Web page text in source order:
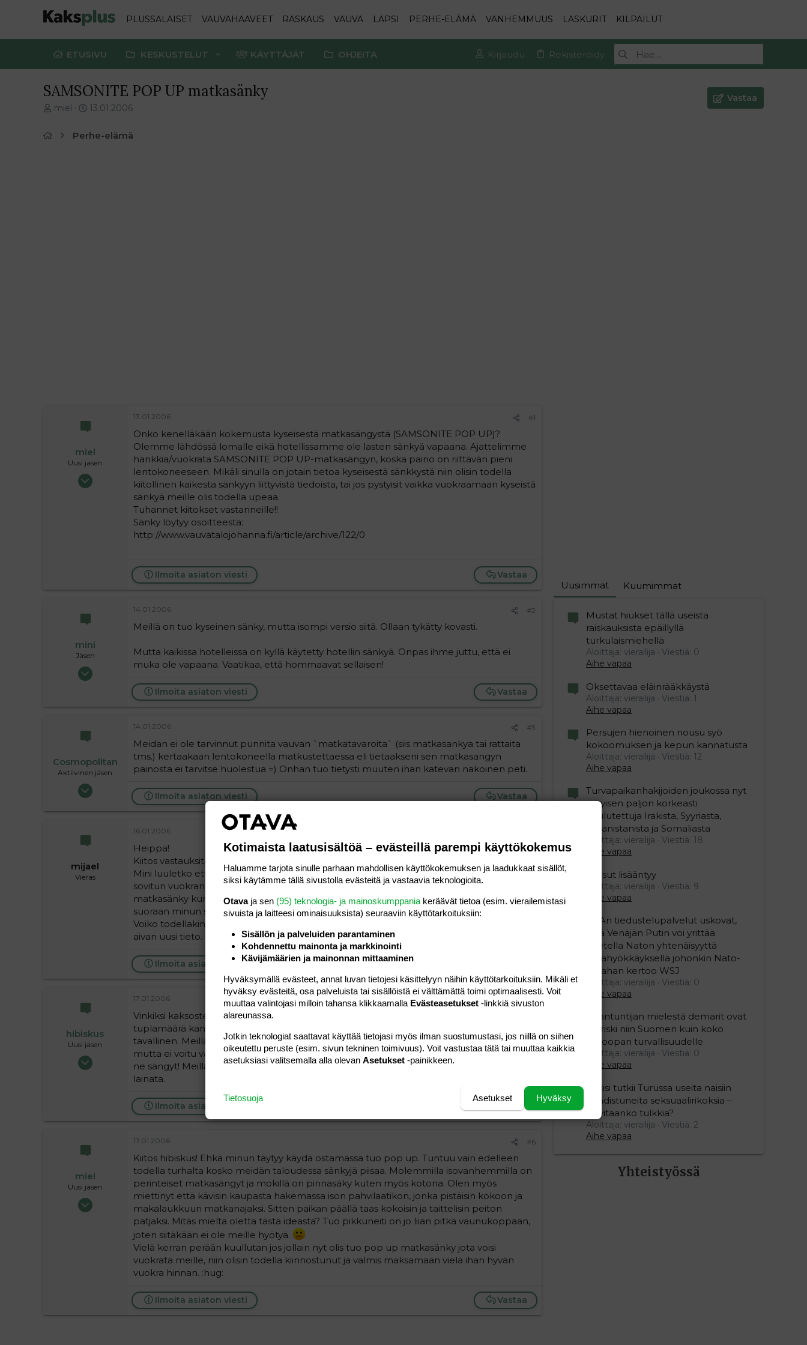
PLUSSALAISET VAUVAHAAVEET RASKAUS VAUVA LAPSI PERHE-ELÄMÄ VANHEMMUUS LASKURIT KILPAILUT
ETUSIVU KESKUSTELUT KÄYTTÄJÄT OHJEITA Kirjaudu Rekisteröidy
SAMSONITE POP UP matkasänky
V
miel
E
s
i
13.01.2006
Vastaa
Perhe-elämä
miel
Uusi jäsen
12.01.2006
13.01.2006 #1
Onko kenelläkään kokemusta kyseisestä matkasängystä (SAMSONITE POP UP)?
Olemme lähdössä lomalle eikä hotellissamme ole lasten sänkyä vapaana. Ajattelimme
hankkia/vuokrata SAMSONITE POP UP-matkasängyn, koska paino on riittävän pieni
lentokoneeseen. Mikäli sinulla on jotain tietoa kyseisestä sänkkystä niin olisin todella
kiitollinen kaikesta sänkyyn liittyvistä tiedoista, tai jos pystyisit vaikka vuokraamaan kyseistä
sänkyä meille olis todella upeaa.
Tuhannet kiitokset vastanneille!!
Sänky löytyy osoitteesta:
http://www.vauvatalojohanna.fi/article/archive/122/0
Vastaa
Ilmoita asiaton viesti
mini
Jäsen
21.07.2004
14.01.2006 #2
Meillä on tuo kyseinen sänky, mutta isompi versio siitä. Ollaan tykätty kovasti.
Mutta kaikissa hotelleissa on kyllä käytetty hotellin sänkyä. Onpas ihme juttu, että ei
muka ole vapaana. Vaatikaa, että hommaavat sellaisen!
Vastaa
Ilmoita asiaton viesti
Cosmopolitan
Aktiivinen jäsen
17.04.2005
14.01.2006 #3
Meidan ei ole tarvinnut punnita vauvan `matkatavaroita` (siis matkasankya tai rattaita
tms.) kertaakaan lentokoneella matkustettaessa eli tietaakseni sen matkasangyn
painosta ei tarvitse huolestua =) Onhan tuo tietysti muuten ihan katevan nakoinen peti.
Vastaa
Ilmoita asiaton viesti
mijael
Vieras
16.01.2006
Heippa!
Kiitos vastauksita.
Mini luuletko että voisitte vuokrata meille teidän sänkyä. Maksaisimme tietenkin siitä
sovitun vuokran ja tarvittaessa postikulut. Tuntuu turhalta hankkia oma pop up
matkasänky kun on entuudestaan jo perinteinen matkasäky. Voit ottaa minuun yteyttä
suoraan minun sähköpostiini netimijael@hotmail.com.
Voiko todellakin olla niin että matkasänkyä ei punnita lentomatkalle? Tuo oli minulle
aivan uusi tieto. :flower:
Ilmoita asiaton viesti
hibiskus
Uusi jäsen
05.01.2006
17.01.2006 #5
Vinkiksi kaksosten vanhemmille, todella kevyet ja kätevät sängyt! Tavaraahan on
tuplamäärä kannettavana ja POP UPit painavat yhteensä vähemmän kuin yksi
tavallinen. Meillä oli myos sama tilanne kun varattiin matka;sänkyvaraus otettiin vastaan,
mutta ei voitu varmuudella luvata, joten otettiin omat mukaan. Perillä sitte huoneessa oli
ne sängyt! Meillä ne on käytössä mökkisänkyinä, muuten olisin minäkin niitä voinut
lainata.
Vastaa
Ilmoita asiaton viesti
miel
Uusi jäsen
12.01.2006
17.01.2006 #6
Kiitos hibiskus! Ehkä minun täytyy käydä ostamassa tuo pop up. Tuntuu vain edelleen
todella turhalta kosko meidän taloudessa sänkyjä piisaa. Molemmilla isovanhemmilla on
perinteiset matkasängyt ja mokillä on pinnasäky kuten myös kotona. Olen myös
miettinyt että kävisin kaupasta hakemassa ison pahvilaatikon, jonka pistäisin kokoon ja
makalaukkuun matkanajaksi. Sitten paikan päällä taas kokoisin ja taittelisin peiton
patjaksi. Mitäs mieltä oletta tästä ideasta? Tuo pikkuneiti on jo liian pitkä vaunukoppaan,
joten siitäkään ei ole meille hyötyä.
Vielä kerran perään kuullutan jos jollain nyt olis tuo pop up matkasänky jota voisi
vuokrata meille, niin olisin todella kiinnostunut ja valmis maksamaan vielä ihan hyvän
vuokra hinnan. :hug:
Vastaa
Ilmoita asiaton viesti
Uusimmat Kuumimmat
Mustat hiukset tällä useista
raiskauksista epäillyllä
turkulaismiehellä
Aloittaja: vierailija
Viestiä: 0
Aihe vapaa
Oksettavaa eläinrääkkäystä
Aloittaja: vierailija
Viestiä: 1
Aihe vapaa
Persujen hienoinen nousu syö
kokoomuksen ja kepun kannatusta
Aloittaja: vierailija
Viestiä: 12
Aihe vapaa
Turvapaikanhakijoiden joukossa nyt
erityisen paljon korkeasti
koulutettuja Irakista, Syyriasta,
Afganistanista ja Somaliasta
Aloittaja: vierailija
Viestiä: 18
Aihe vapaa
Persut lisääntyy
Aloittaja: vierailija
Viestiä: 9
Aihe vapaa
USAn tiedustelupalvelut uskovat,
että Venäjän Putin voi yrittää
koetella Naton yhtenäisyyttä
maahyökkäyksellä johonkin Nato-
maahan kertoo WSJ
Aloittaja: vierailija
Viestiä: 0
Aihe vapaa
Asiantuntijan mielestä demarit ovat
iso riski niin Suomen kuin koko
Euroopan turvallisuudelle
Aloittaja: vierailija
Viestiä: 0
Aihe vapaa
Poliisi tutkii Turussa useita naisiin
kohdistuneita seksuaalirikoksia –
tarvitaanko tulkkia?
Aloittaja: vierailija
Viestiä: 2
Aihe vapaa
Yhteistyössä
Kotimaista laatusisältöä – evästeillä parempi käyttökokemus
Haluamme tarjota sinulle parhaan mahdollisen käyttökokemuksen ja laadukkaat sisällöt,
siksi käytämme tällä sivustolla evästeitä ja vastaavia teknologioita.
Otavaja sen (95) teknologia- ja mainoskumppania keräävät tietoa (esim. vierailemis­tasi
sivuista ja laitteesi ominaisuuk­sista) seuraaviin käyttötarkoituksiin:
Sisällön ja palveluiden parantaminen
Kohdennettu mainonta ja markkinointi
Kävijämäärien ja mainonnan mittaaminen
Hyväksymällä evästeet, annat luvan tietojesi käsittelyyn näihin käyttötarkoituksiin. Mikäli et
hyväksy evästeitä, osa palveluista tai sisällöistä ei välttämättä toimi optimaalisesti. Voit
muuttaa valintojasi milloin tahansa klikkaamalla Evästeasetukset -linkkiä sivuston
alareunassa.
Jotkin teknologiat saattavat käyttää tietojasi myös ilman suostumustasi, jos niillä on siihen
oikeutettu peruste (esim. sivun tekninen toimivuus). Voit vastustaa tätä tai muuttaa kaikkia
asetuksiasi valitsemalla alla olevan Asetukset -painikkeen.
Hyväksy
Asetukset
Tietosuoja